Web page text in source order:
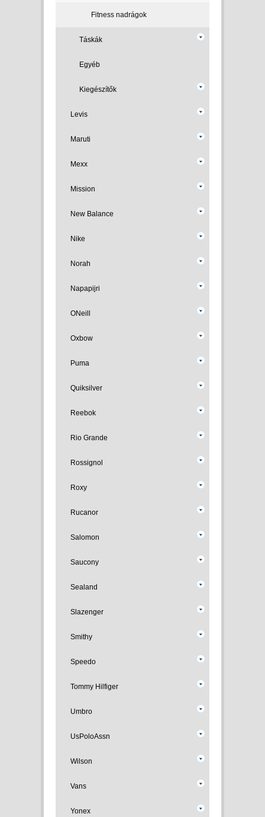
Fitness nadrágok
Táskák
Egyéb
Kiegészítők
Levis
Maruti
Mexx
Mission
New Balance
Nike
Norah
Napapijri
ONeill
Oxbow
Puma
Quiksilver
Reebok
Rio Grande
Rossignol
Roxy
Rucanor
Salomon
Saucony
Sealand
Slazenger
Smithy
Speedo
Tommy Hilfiger
Umbro
UsPoloAssn
Wilson
Vans
Yonex